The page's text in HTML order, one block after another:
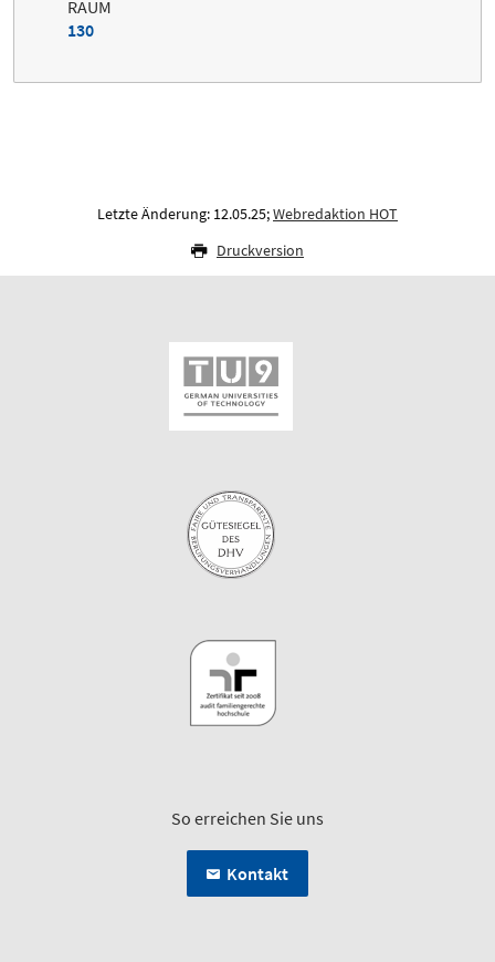
RAUM
130
Letzte Änderung: 12.05.25;Webredaktion HOT
Druckversion
So erreichen Sie uns
Kontakt